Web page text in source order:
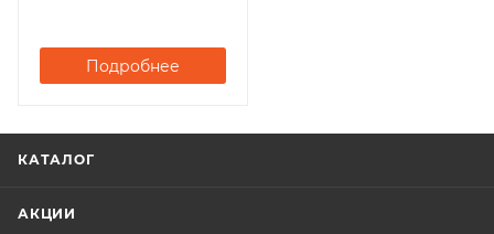
Подробнее
КАТАЛОГ
АКЦИИ